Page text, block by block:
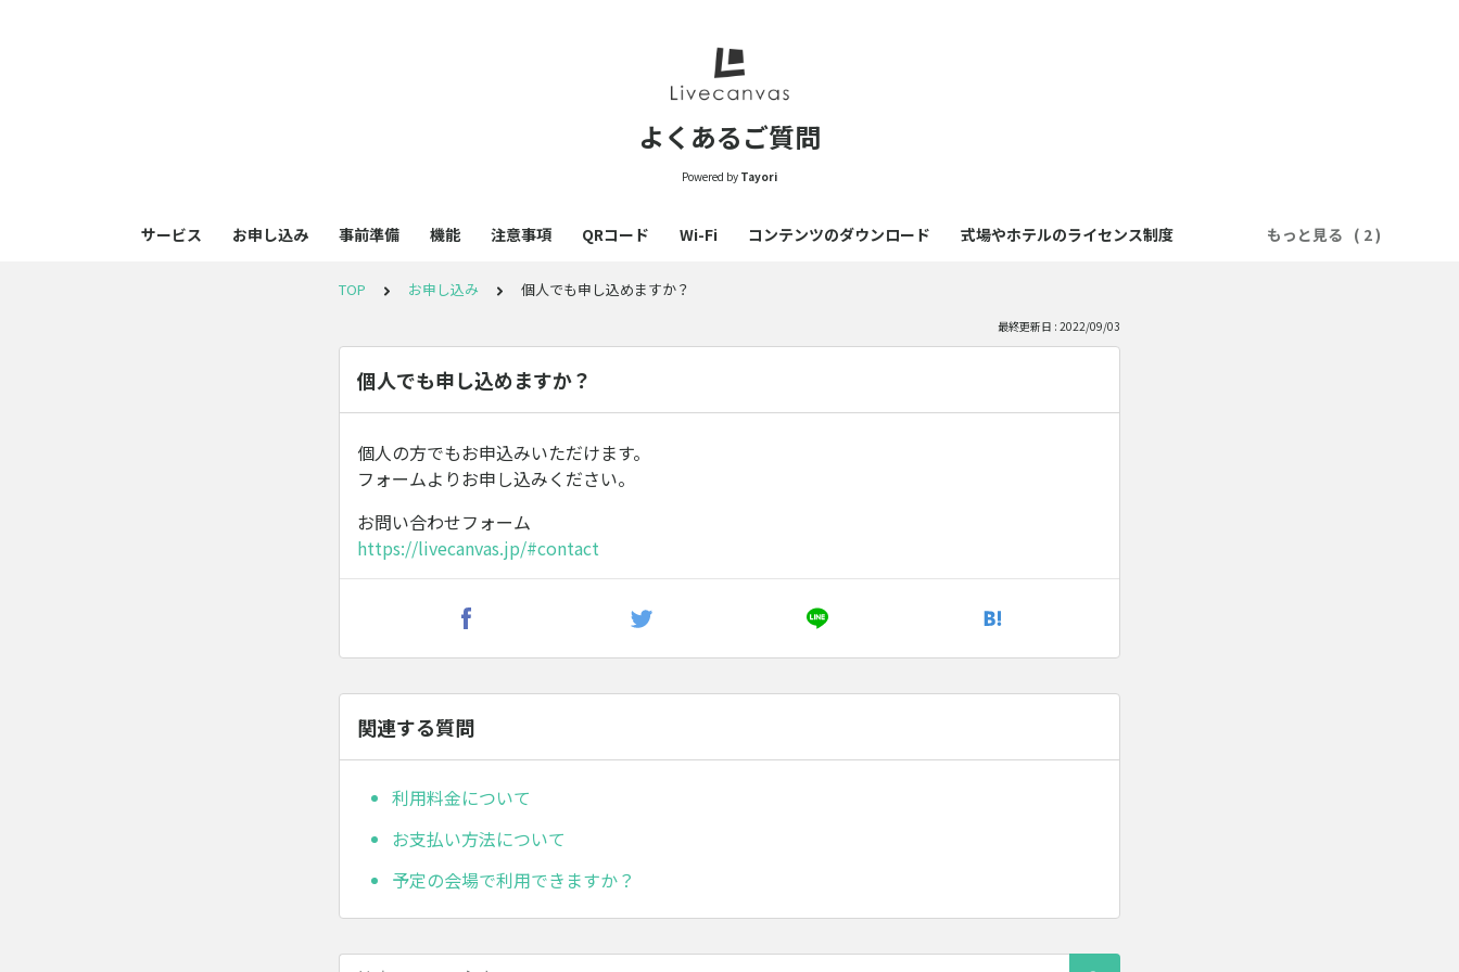
よくあるご質問
Powered by Tayori
サービス お申し込み 事前準備 機能 注意事項 QRコード Wi-Fi コンテンツのダウンロード 式場やホテルのライセンス制度 もっと見る
TOP お申し込み 個人でも申し込めますか？
最終更新日 : 2022/09/03
個人でも申し込めますか？
個人の方でもお申込みいただけます。
フォームよりお申し込みください。
お問い合わせフォーム
https://livecanvas.jp/#contact
関連する質問
利用料金について
お支払い方法について
予定の会場で利用できますか？